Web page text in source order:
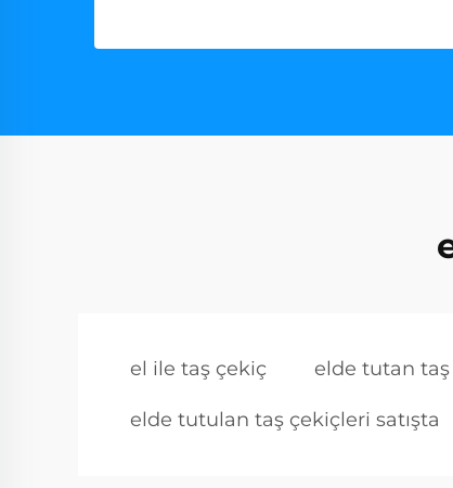
el ile taş çekiç elde tutan
elde tutulan taş çekiçleri satışta